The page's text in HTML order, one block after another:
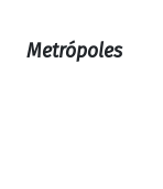
Metrópoles